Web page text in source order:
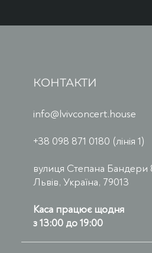
КОНТАКТИ
info@lvivconcert.house
+38 098 871 0180 (лінія 1)
вулиця Степана Бандери
Львів, Україна, 79013
Каса працює щодня
з 13:00 до 19:00